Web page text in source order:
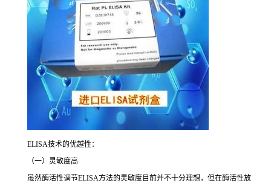
ELISA技术的优越性：
（一）灵敏度高
虽然酶活性调节ELISA方法的灵敏度目前并不十分理想，但在酶活性放